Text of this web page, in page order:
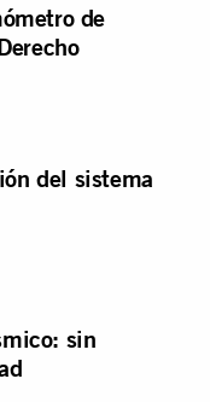
de
del sistema
sin